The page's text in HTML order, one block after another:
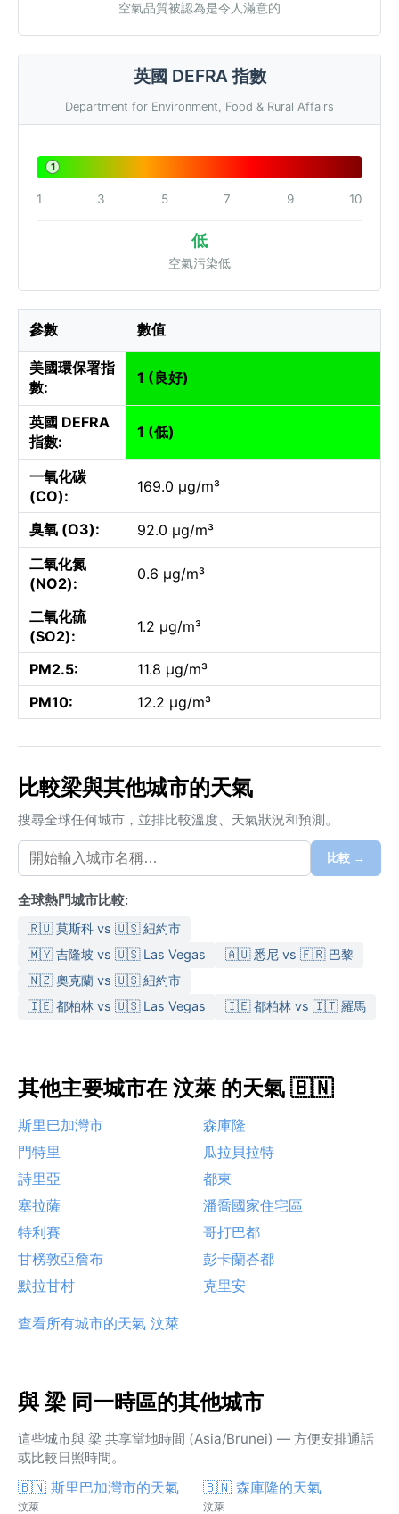
空氣品質被認為是令人滿意的
英國 DEFRA 指數
Department for Environment, Food & Rural Affairs
1
1 3 5 7 9 10
低
空氣污染低
參數 數值
美國環保署指
數:
1 (良好)
英國 DEFRA
指數:
1 (低)
一氧化碳
(CO):
169.0 µg/m³
臭氧 (O3):
92.0 µg/m³
二氧化氮
(NO2):
0.6 µg/m³
二氧化硫
(SO2):
1.2 µg/m³
PM2.5:
11.8 µg/m³
PM10:
12.2 µg/m³
比較梁與其他城市的天氣
搜尋全球任何城市，並排比較溫度、天氣狀況和預測。
比較 →
全球熱門城市比較:
🇷🇺 莫斯科 vs 🇺🇸 紐約市
🇲🇾 吉隆坡 vs 🇺🇸 Las Vegas
🇦🇺 悉尼 vs 🇫🇷 巴黎
🇳🇿 奧克蘭 vs 🇺🇸 紐約市
🇮🇪 都柏林 vs 🇺🇸 Las Vegas
🇮🇪 都柏林 vs 🇮🇹 羅馬
其他主要城市在 汶萊 的天氣 🇧🇳
斯里巴加灣市
森庫隆
門特里
瓜拉貝拉特
詩里亞
都東
塞拉薩
潘喬國家住宅區
特利賽
哥打巴都
甘榜敦亞詹布
彭卡蘭峇都
默拉甘村
克里安
查看所有城市的天氣 汶萊
與 梁 同一時區的其他城市
這些城市與 梁 共享當地時間 (Asia/Brunei) — 方便安排通話
或比較日照時間。
🇧🇳 斯里巴加灣市的天氣
汶萊
🇧🇳 森庫隆的天氣
汶萊